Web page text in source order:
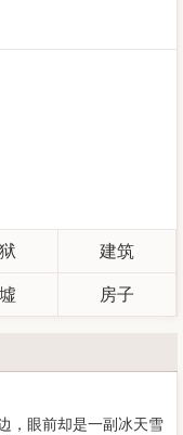
建筑
房子
，眼前却是一副冰天雪